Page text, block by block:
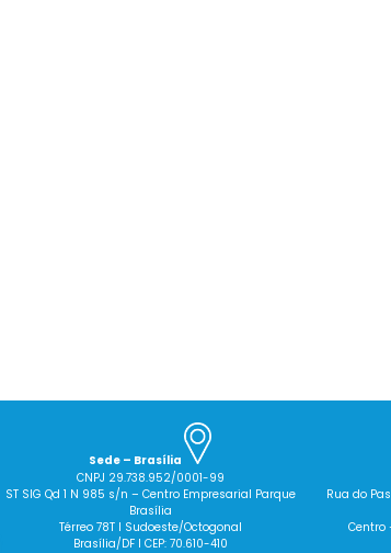
Sede – Brasília
CNPJ 29.738.952/0001-99
ST SIG Qd 1 N 985 s/n – Centro Empresarial Parque
Brasília
Térreo 78T I Sudoeste/Octogonal
Brasília/DF I CEP: 70.610-410
Rua do
Centro